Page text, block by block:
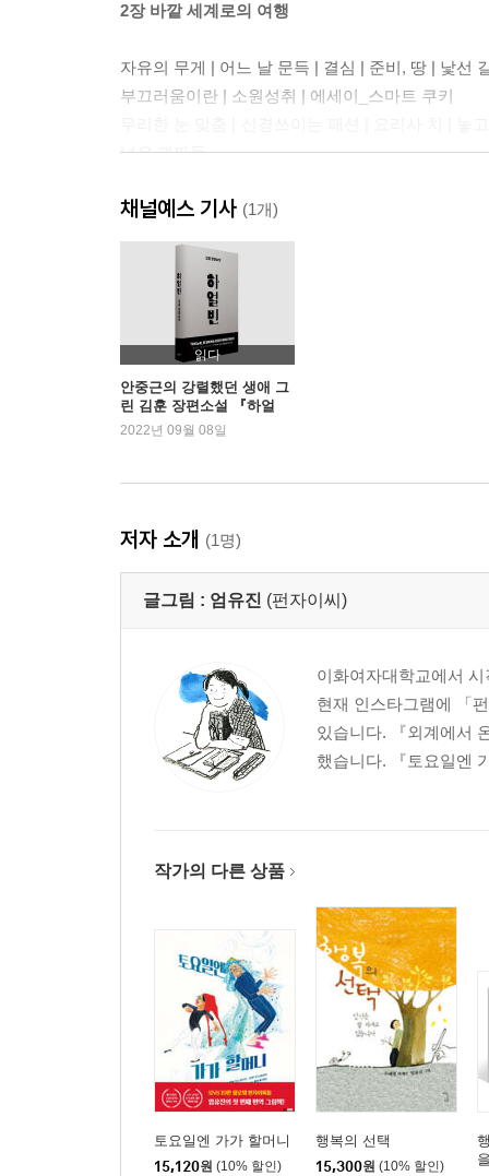
2장 바깥 세계로의 여행
자유의 무게 | 어느 날 문득 | 결심 | 준비, 땅 | 낯선
부끄러움이란 | 소원성취 | 에세이_스마트 쿠키
넘은 괴짜들
3장 마법의 양탄자
밀크티 만들기 | 붉은색 사냥 | 발길 닿는 대로 | 길
마티나의 영화 수업 | 일상을 채우는 것들 | 에세이
떠나는 사람들 | 날아가버린 양탄자 | 희망이 사라
어린왕자를 꿈꾸다 | 다시 열어본 그림책 | 에세이_
4장 사랑에 빠지다
Special page
채널예스 기사 (1개)
읽다
안중근의 강렬했던 생애 그
린 김훈 장편소설 『하얼
빈』 5주 연속 1위
2022년 09월 08일
저자 소개 (1명)
글그림 : 엄유진 (펀자이씨)
이화여자대학교에서
현재 인스타그램에 「
있습니다. 『외계에서
했습니다. 『토요일엔
작가의 다른 상품
토요일엔 가가 할머니
15,120원 (10% 할인)
행복의 선택
15,300원 (10% 할인)